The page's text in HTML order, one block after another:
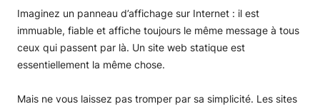
Vitesse et performance
Avantages en matière de sécurité
Facilité d’hébergement
Inconvénients des sites web statiques
Fonctionnalité limitée
Problèmes d’évolutivité
Imaginez un panneau d’affichage sur Internet : il est
immuable, fiable et affiche toujours le même message à tous
ceux qui passent par là. Un site web statique est
essentiellement la même chose.
Mais ne vous laissez pas tromper par sa simplicité. Les sites